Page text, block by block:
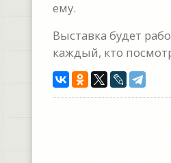
ему.
Выставка будет
каждый, кто